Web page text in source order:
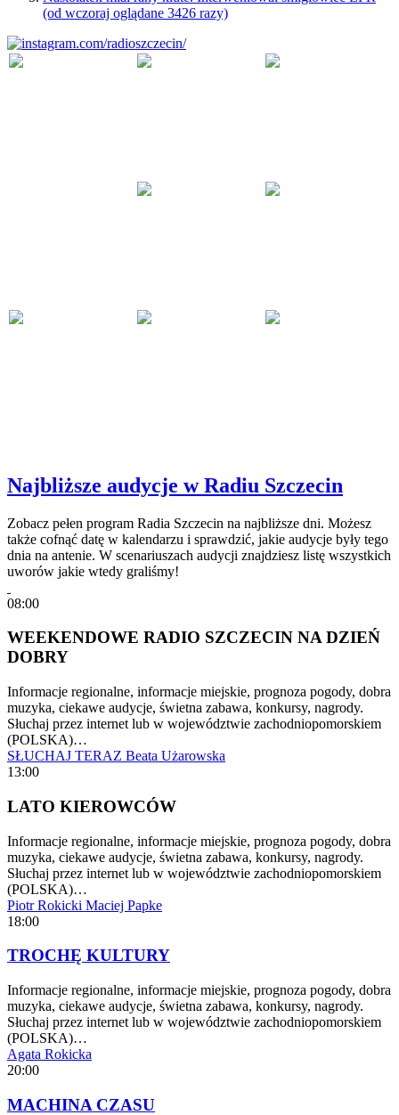
(od wczoraj oglądane 3426 razy)
Najbliższe audycje w Radiu Szczecin
Zobacz pełen program Radia Szczecin na najbliższe dni. Możesz
także cofnąć datę w kalendarzu i sprawdzić, jakie audycje były tego
dnia na antenie. W scenariuszach audycji znajdziesz listę wszystkich
uworów jakie wtedy graliśmy!
08:00
WEEKENDOWE RADIO SZCZECIN NA DZIEŃ
DOBRY
Informacje regionalne, informacje miejskie, prognoza pogody, dobra
muzyka, ciekawe audycje, świetna zabawa, konkursy, nagrody.
Słuchaj przez internet lub w województwie zachodniopomorskiem
(POLSKA)…
SŁUCHAJ TERAZ Beata Użarowska
13:00
LATO KIEROWCÓW
Informacje regionalne, informacje miejskie, prognoza pogody, dobra
muzyka, ciekawe audycje, świetna zabawa, konkursy, nagrody.
Słuchaj przez internet lub w województwie zachodniopomorskiem
(POLSKA)…
Piotr Rokicki Maciej Papke
18:00
TROCHĘ KULTURY
Informacje regionalne, informacje miejskie, prognoza pogody, dobra
muzyka, ciekawe audycje, świetna zabawa, konkursy, nagrody.
Słuchaj przez internet lub w województwie zachodniopomorskiem
(POLSKA)…
Agata Rokicka
20:00
MACHINA CZASU